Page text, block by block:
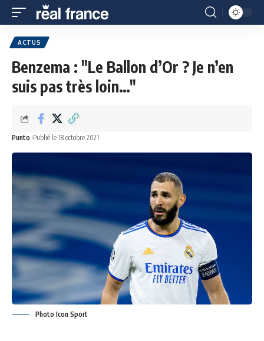
ACTUS
Benzema : "Le Ballon d’Or ? Je n’en
suis pas très loin…"
Punto Publié le 18 octobre 2021
Photo Icon Sport